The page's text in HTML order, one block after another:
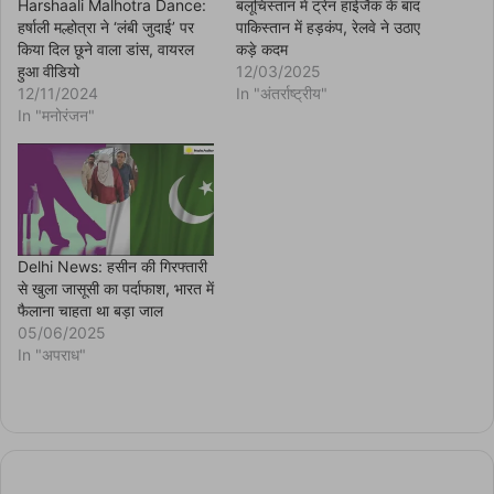
n
e
w
w
i
n
d
o
)
Harshaali Malhotra Dance:
हर्षाली मल्होत्रा ने ‘लंबी जुदाई’ पर
किया दिल छूने वाला डांस, वायरल
हुआ वीडियो
12/11/2024
In "मनोरंजन"
बलूचिस्तान में ट्रेन हाईजैक के बाद
पाकिस्तान में हड़कंप, रेलवे ने उठाए
कड़े कदम
12/03/2025
In "अंतर्राष्ट्रीय"
Delhi News: हसीन की गिरफ्तारी
से खुला जासूसी का पर्दाफाश, भारत में
फैलाना चाहता था बड़ा जाल
05/06/2025
In "अपराध"